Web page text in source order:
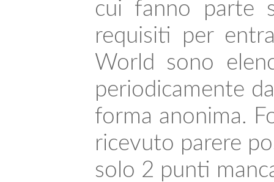
cui fanno parte
requisiti per
World sono
periodicamente
forma anonima.
ricevuto parere
solo 2 punti